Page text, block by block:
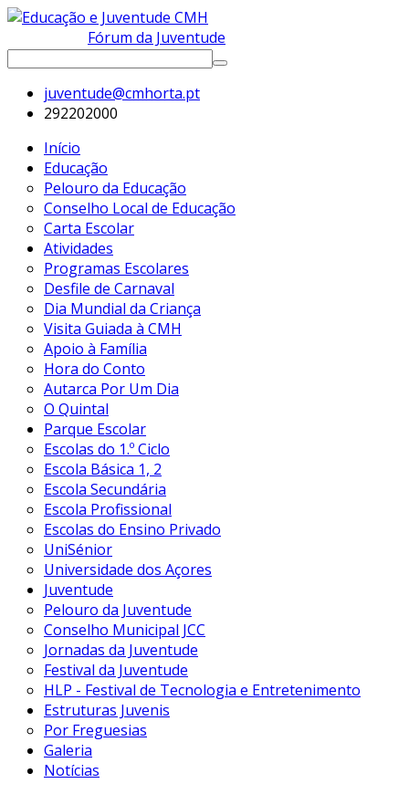
Fórum da Juventude
juventude@cmhorta.pt
292202000
Início
Educação
Pelouro da Educação
Conselho Local de Educação
Carta Escolar
Atividades
Programas Escolares
Desfile de Carnaval
Dia Mundial da Criança
Visita Guiada à CMH
Apoio à Família
Hora do Conto
Autarca Por Um Dia
O Quintal
Parque Escolar
Escolas do 1.º Ciclo
Escola Básica 1, 2
Escola Secundária
Escola Profissional
Escolas do Ensino Privado
UniSénior
Universidade dos Açores
Juventude
Pelouro da Juventude
Conselho Municipal JCC
Jornadas da Juventude
Festival da Juventude
HLP - Festival de Tecnologia e Entretenimento
Estruturas Juvenis
Por Freguesias
Galeria
Notícias